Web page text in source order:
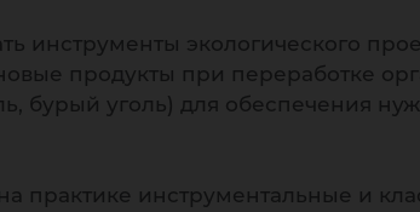
инструменты экологического
продукты при переработке
бурый уголь) для обеспечения
практике инструментальные и